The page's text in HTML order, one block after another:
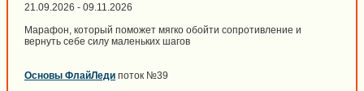
21.09.2026 - 09.11.2026
Марафон, который поможет мягко обойти сопротивление и
вернуть себе силу маленьких шагов
Основы ФлайЛеди поток №39